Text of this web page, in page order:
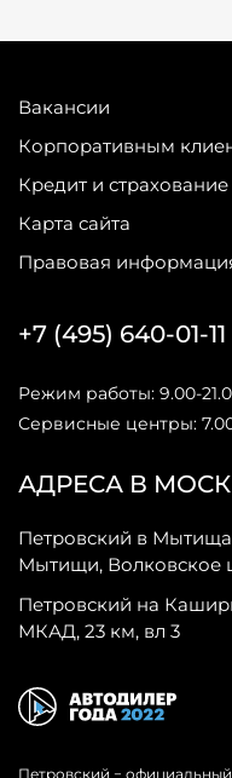
Вакансии
Корпоративным
Кредит и страхование
Карта сайта
Правовая
АДРЕСА В
Петровский в
Мытищи, Волковское
Петровский на
МКАД, 23 км, вл 3
+7 (495) 640-01-11
Режим работы: 9.00-
Сервисные центры:
Петровский −